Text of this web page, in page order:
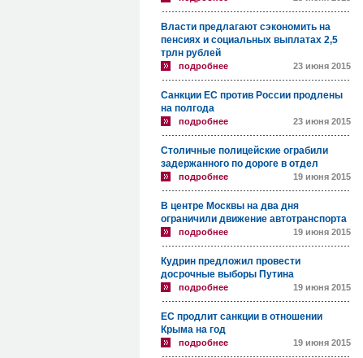
Власти предлагают сэкономить на
пенсиях и социальных выплатах 2,5
трлн рублей
подробнее 23 июня 2015
Санкции ЕС против России продлены
на полгода
подробнее 23 июня 2015
Столичные полицейские ограбили
задержанного по дороге в отдел
подробнее 19 июня 2015
В центре Москвы на два дня
ограничили движение автотранспорта
подробнее 19 июня 2015
Кудрин предложил провести
досрочные выборы Путина
подробнее 19 июня 2015
ЕС продлит санкции в отношении
Крыма на год
подробнее 19 июня 2015